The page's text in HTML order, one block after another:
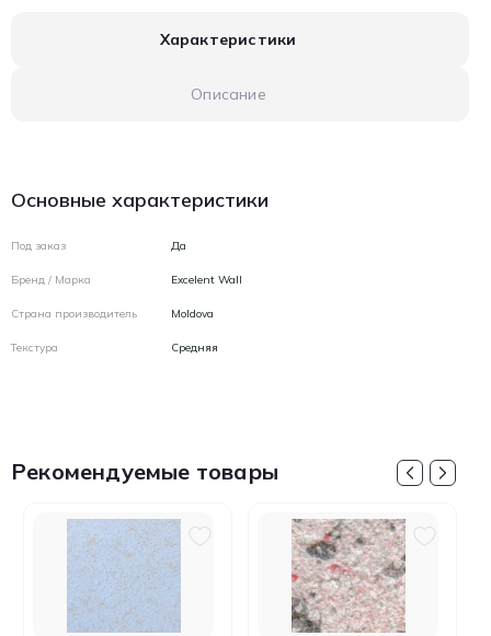
Характеристики
Описание
Основные характеристики
Под заказ Да
Бренд / Марка Excelent Wall
Страна производитель Moldova
Текстура Средняя
Рекомендуемые товары